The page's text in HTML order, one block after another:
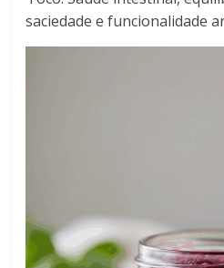
saciedade e funcionalidade